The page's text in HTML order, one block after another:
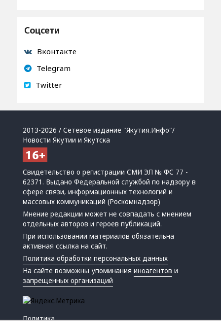
Соцсети
Вконтакте
Telegram
Twitter
2013-2026 / Сетевое издание "Якутия.Инфо"/
Новости Якутии и Якутска
Свидетельство о регистрации СМИ ЭЛ № ФС 77 -
62371. Выдано Федеральной службой по надзору в
сфере связи, информационных технологий и
массовых коммуникаций (Роскомнадзор)
Мнение редакции может не совпадать с мнением
отдельных авторов и героев публикаций.
При использовании материалов обязательна
активная ссылка на сайт.
Политика обработки персональных данных
На сайте возможны упоминанияиноагентов и
запрещенных организаций
Политика